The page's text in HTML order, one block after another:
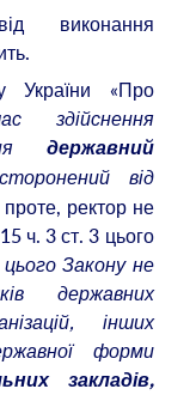
виконання
України «Про
здійснення
державний
від
проте, ректор не
ч. 3 ст. 3 цього
цього Закону не
державних
інших
форми
закладів,